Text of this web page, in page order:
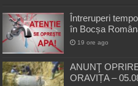
Întreruperi
în Bocșa
19 ore ago
ANUNŢ
ORAVIȚA –